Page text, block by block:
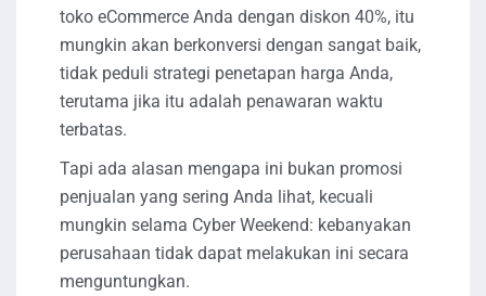
toko eCommerce Anda dengan diskon 40%, itu
mungkin akan berkonversi dengan sangat baik,
tidak peduli strategi penetapan harga Anda,
terutama jika itu adalah penawaran waktu
terbatas.
Tapi ada alasan mengapa ini bukan promosi
penjualan yang sering Anda lihat, kecuali
mungkin selama Cyber ​​Weekend: kebanyakan
perusahaan tidak dapat melakukan ini secara
menguntungkan.